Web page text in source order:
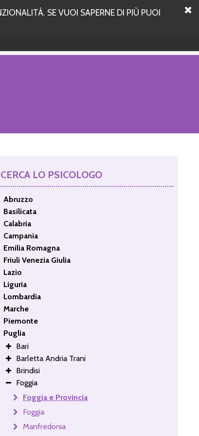
SE VUOI SAPERNE DI PIÙ PUOI
CERCA LO PSICOLOGO
Abruzzo
Basilicata
Calabria
Campania
Emilia Romagna
Friuli Venezia Giulia
Lazio
Liguria
Lombardia
Marche
Piemonte
Puglia
Bari
Barletta Andria Trani
Brindisi
Foggia
Foggia e Provincia
Foggia
Manfredonia